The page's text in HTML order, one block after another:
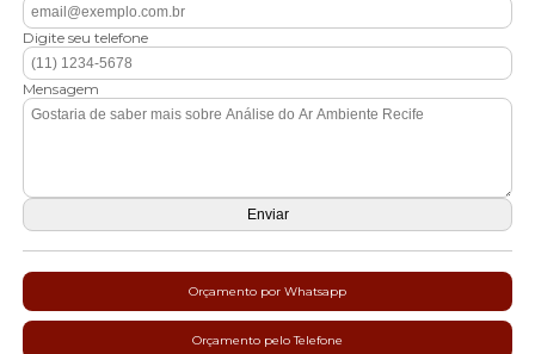
Digite seu telefone
Mensagem
Orçamento por Whatsapp
Orçamento pelo Telefone